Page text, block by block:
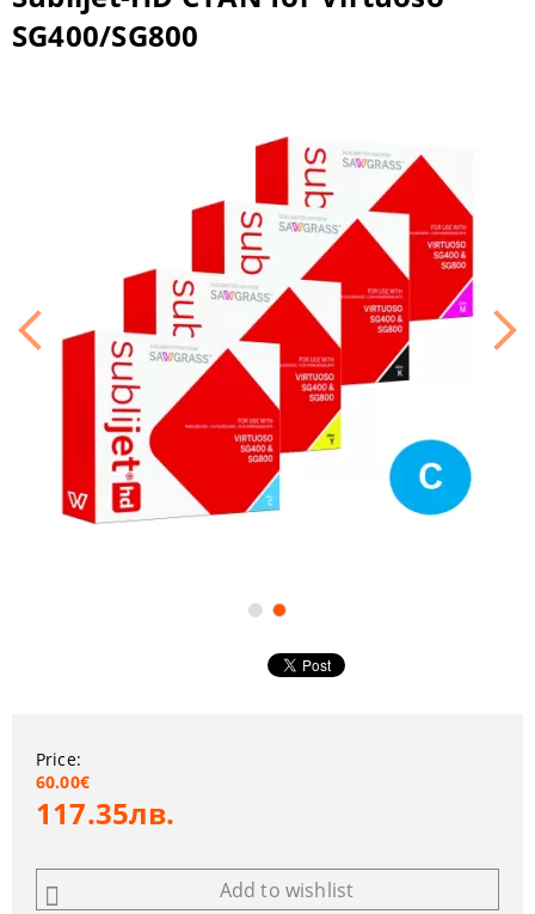
SG400/SG800
Price:
60.00€
117.35лв.
Add to wishlist